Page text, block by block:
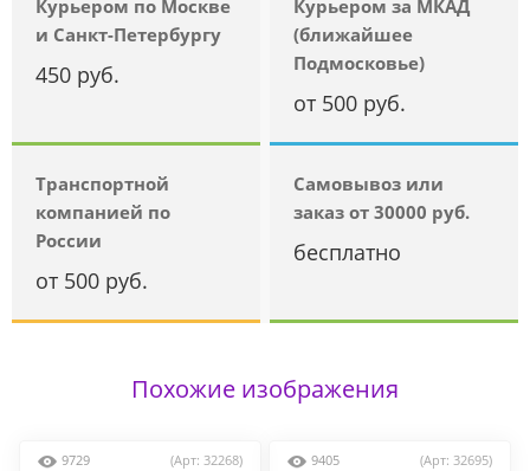
Курьером по Москве
и Санкт-Петербургу
450 руб.
Курьером за МКАД
(ближайшее
Подмосковье)
от 500 руб.
Транспортной
компанией по
России
от 500 руб.
Самовывоз или
заказ от 30000 руб.
бесплатно
Похожие изображения
9729 (Арт: 32268) 9405 (Арт: 32695)